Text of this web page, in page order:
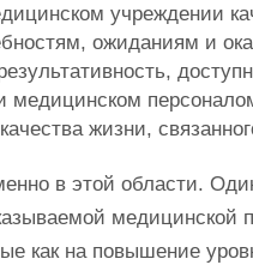
учреждении
ожиданиям и
медицинском
жизни,
в этой области.
медицинской
как на повышение